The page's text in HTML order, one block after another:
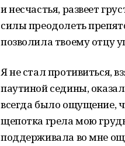
и несчастья, развеет
силы преодолеть
позволила твоему отцу
Я не стал противиться,
паутиной седины,
всегда было ощущение,
щепотка грела мою
поддерживала во мне